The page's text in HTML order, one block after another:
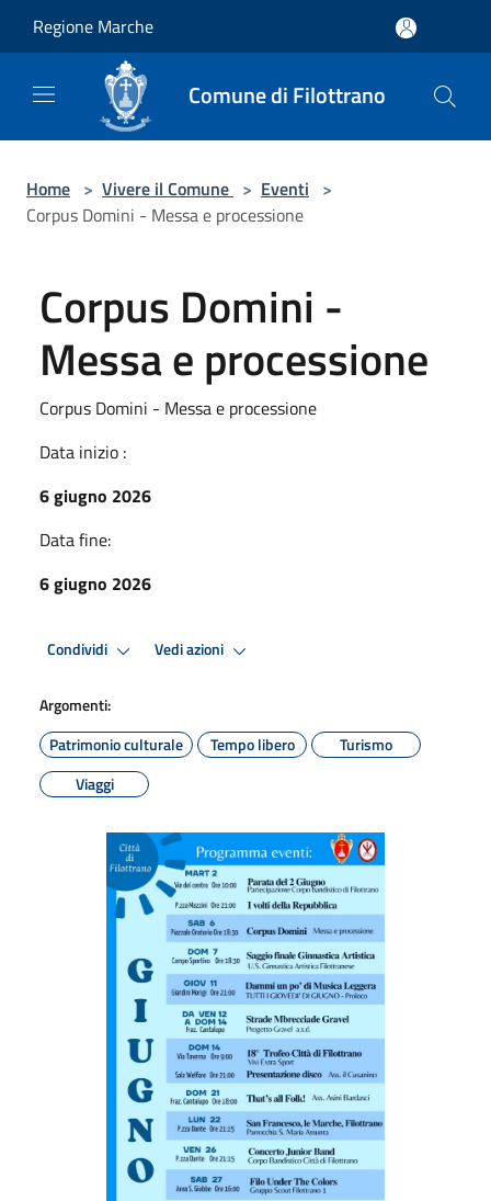
Regione Marche
Comune di Filottrano
Home > Vivere il Comune > Eventi >
Corpus Domini - Messa e processione
Corpus Domini -
Messa e processione
Corpus Domini - Messa e processione
Data inizio :
6 giugno 2026
Data fine:
6 giugno 2026
Condividi Vedi azioni
Argomenti:
Patrimonio culturale
Tempo libero
Turismo
Viaggi